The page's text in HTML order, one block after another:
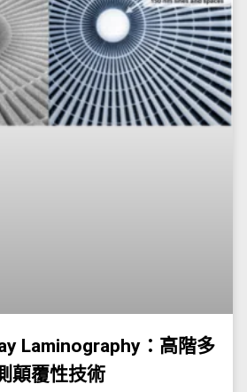
Laminography：高階多
顛覆性技術